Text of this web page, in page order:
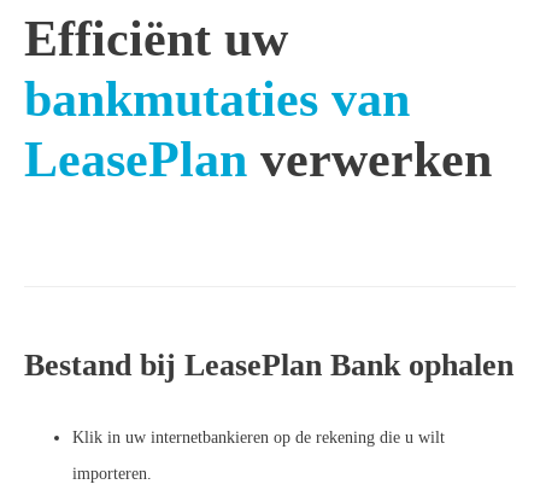
Efficiënt uw
bankmutaties van
LeasePlan verwerken
Bestand bij LeasePlan Bank ophalen
Klik in uw internetbankieren op de rekening die u wilt
importeren.